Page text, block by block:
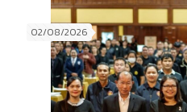
02/08/2026